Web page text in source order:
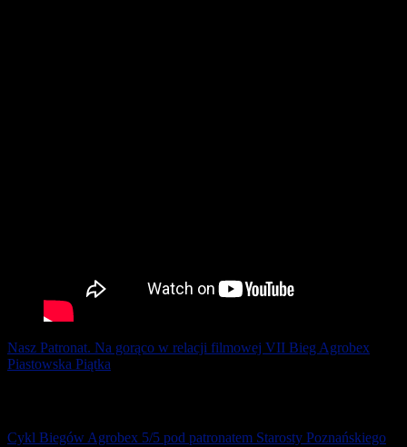
Nasz Patronat. Na gorąco w relacji filmowej VII Bieg Agrobex
Piastowska Piątka
Cykl Biegów Agrobex 5/5 pod patronatem Starosty Poznańskiego